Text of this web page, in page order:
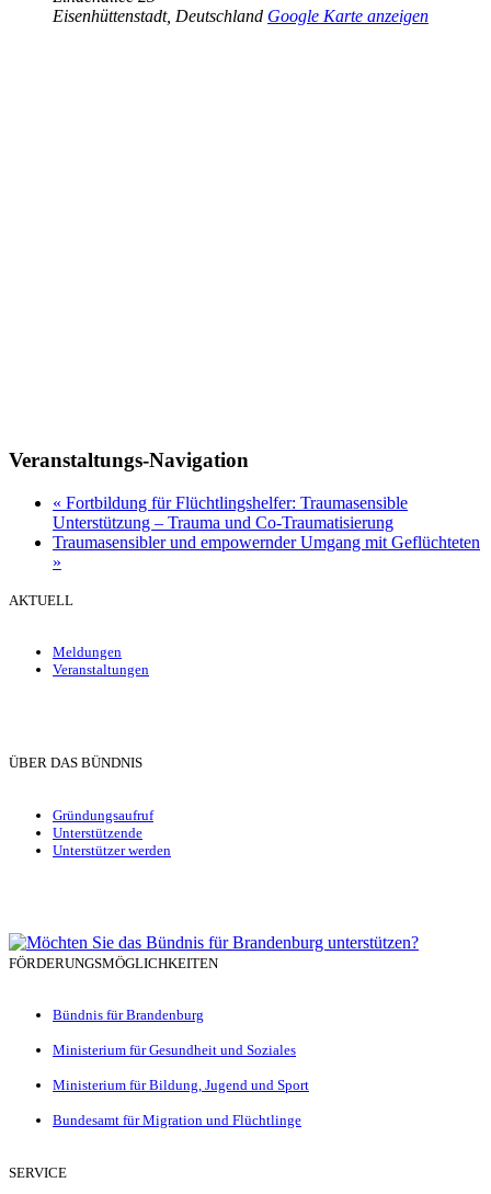
Eisenhüttenstadt, Deutschland Google Karte anzeigen
Veranstaltungs-Navigation
« Fortbildung für Flüchtlingshelfer: Traumasensible
Unterstützung – Trauma und Co-Traumatisierung
Traumasensibler und empowernder Umgang mit Geflüchteten
»
AKTUELL
Meldungen
Veranstaltungen
ÜBER DAS BÜNDNIS
Gründungsaufruf
Unterstützende
Unterstützer werden
FÖRDERUNGSMÖGLICHKEITEN
Bündnis für Brandenburg
Ministerium für Gesundheit und Soziales
Ministerium für Bildung, Jugend und Sport
Bundesamt für Migration und Flüchtlinge
SERVICE